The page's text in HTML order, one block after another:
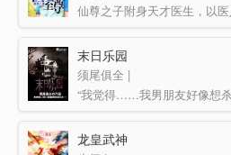
仙尊之子附身天才医生，以医
末日乐园
须尾俱全 |
龙皇武神